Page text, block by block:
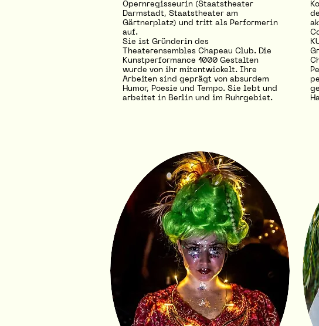
Opernregisseurin (Staatstheater
Darmstadt, Staatstheater am
Gärtnerplatz) und tritt als Performerin
auf.
Sie ist Gründerin des
Theaterensembles Chapeau Club. Die
Kunstperformance 1000 Gestalten
wurde von ihr mitentwickelt. Ihre
Arbeiten sind geprägt von absurdem
Humor, Poesie und Tempo. Sie lebt und
arbeitet in Berlin und im Ruhrgebiet.